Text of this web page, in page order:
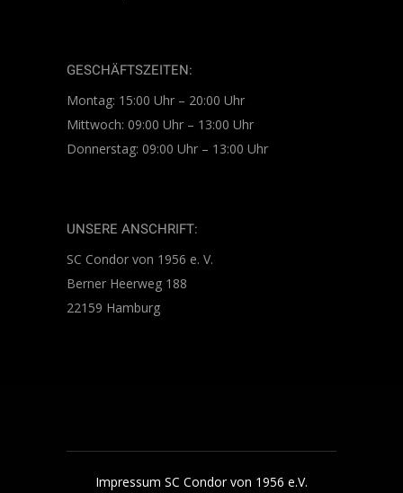
GESCHÄFTSZEITEN:
Montag: 15:00 Uhr – 20:00 Uhr
Mittwoch: 09:00 Uhr – 13:00 Uhr
Donnerstag: 09:00 Uhr – 13:00 Uhr
UNSERE ANSCHRIFT:
SC Condor von 1956 e. V.
Berner Heerweg 188
22159 Hamburg
Impressum SC Condor von 1956 e.V.